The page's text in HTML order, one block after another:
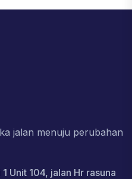
jalan menuju perubahan
Unit 104, jalan Hr rasuna